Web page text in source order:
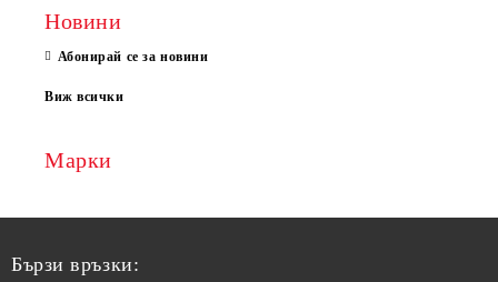
Новини
Абонирай се за новини
Виж всички
Марки
Бързи връзки: